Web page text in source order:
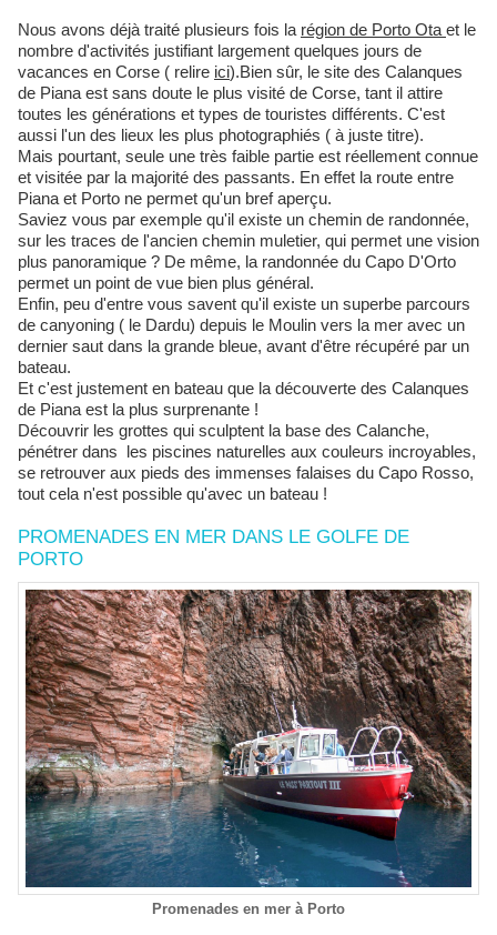
Nous avons déjà traité plusieurs fois la région de Porto Ota et le
nombre d'activités justifiant largement quelques jours de
vacances en Corse ( relire ici).Bien sûr, le site des Calanques
de Piana est sans doute le plus visité de Corse, tant il attire
toutes les générations et types de touristes différents. C'est
aussi l'un des lieux les plus photographiés ( à juste titre).
Mais pourtant, seule une très faible partie est réellement connue
et visitée par la majorité des passants. En effet la route entre
Piana et Porto ne permet qu'un bref aperçu.
Saviez vous par exemple qu'il existe un chemin de randonnée,
sur les traces de l'ancien chemin muletier, qui permet une vision
plus panoramique ? De même, la randonnée du Capo D'Orto
permet un point de vue bien plus général.
Enfin, peu d'entre vous savent qu'il existe un superbe parcours
de canyoning ( le Dardu) depuis le Moulin vers la mer avec un
dernier saut dans la grande bleue, avant d'être récupéré par un
bateau.
Et c'est justement en bateau que la découverte des Calanques
de Piana est la plus surprenante !
Découvrir les grottes qui sculptent la base des Calanche,
pénétrer dans les piscines naturelles aux couleurs incroyables,
se retrouver aux pieds des immenses falaises du Capo Rosso,
tout cela n'est possible qu'avec un bateau !
PROMENADES EN MER DANS LE GOLFE DE
PORTO
Promenades en mer à Porto